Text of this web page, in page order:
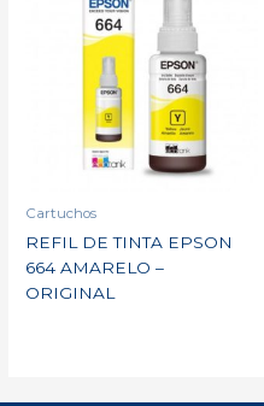
Cartuchos
REFIL DE TINTA EPSON
664 AMARELO –
ORIGINAL